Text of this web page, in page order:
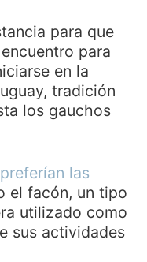
para que
para
en la
tradición
los gauchos
las
el facón, un tipo
utilizado como
sus actividades